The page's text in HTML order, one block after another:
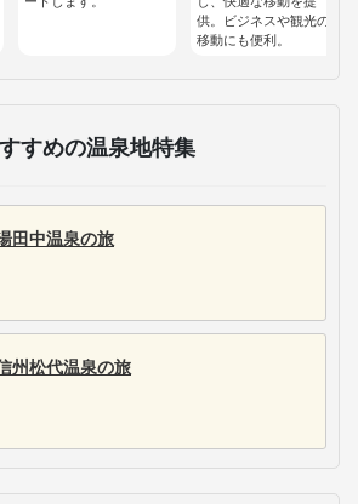
供。ビジネスや観光の
移動にも便利。
すめの温泉地特集
田中温泉の旅
州松代温泉の旅